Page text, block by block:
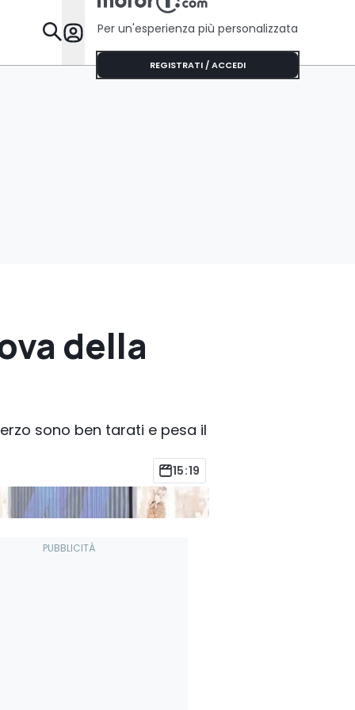
Da Sapere
Per un'esperienza più personalizzata
REGISTRATI / ACCEDI
della
sono ben tarati e pesa il
15:19